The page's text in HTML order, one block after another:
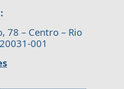
78 – Centro – Rio
001